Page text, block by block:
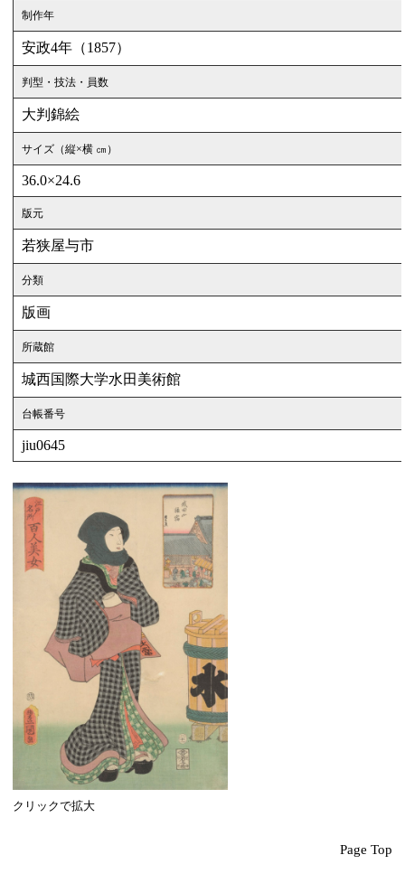
制作年
安政4年（1857）
判型・技法・員数
大判錦絵
サイズ（縦×横 ㎝）
36.0×24.6
版元
若狭屋与市
分類
版画
所蔵館
城西国際大学水田美術館
台帳番号
jiu0645
クリックで拡大
Page Top